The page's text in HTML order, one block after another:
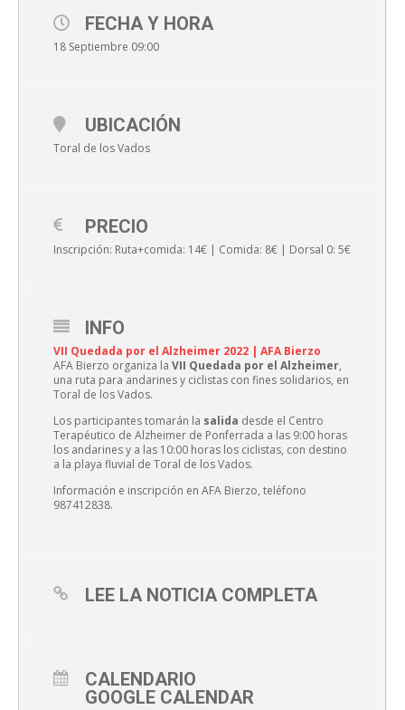
FECHA Y HORA
18 Septiembre 09:00
UBICACIÓN
Toral de los Vados
PRECIO
Inscripción: Ruta+comida: 14€ | Comida: 8€ | Dorsal 0: 5€
INFO
VII Quedada por el Alzheimer 2022 | AFA Bierzo
AFA Bierzo organiza la VII Quedada por el Alzheimer,
una ruta para andarines y ciclistas con fines solidarios, en
Toral de los Vados.
Los participantes tomarán la salida desde el Centro
Terapéutico de Alzheimer de Ponferrada a las 9:00 horas
los andarines y a las 10:00 horas los ciclistas, con destino
a la playa fluvial de Toral de los Vados.
Información e inscripción en AFA Bierzo, teléfono
987412838.
LEE LA NOTICIA COMPLETA
CALENDARIO
GOOGLE CALENDAR